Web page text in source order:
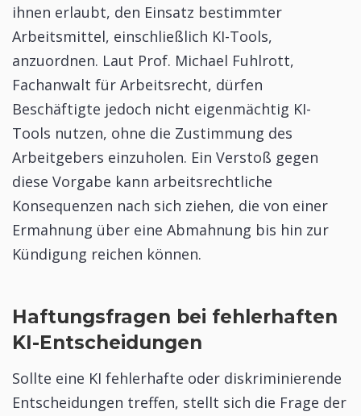
ihnen erlaubt, den Einsatz bestimmter
Arbeitsmittel, einschließlich KI-Tools,
anzuordnen. Laut Prof. Michael Fuhlrott,
Fachanwalt für Arbeitsrecht, dürfen
Beschäftigte jedoch nicht eigenmächtig KI-
Tools nutzen, ohne die Zustimmung des
Arbeitgebers einzuholen. Ein Verstoß gegen
diese Vorgabe kann arbeitsrechtliche
Konsequenzen nach sich ziehen, die von einer
Ermahnung über eine Abmahnung bis hin zur
Kündigung reichen können.
Haftungsfragen bei fehlerhaften
KI-Entscheidungen
Sollte eine KI fehlerhafte oder diskriminierende
Entscheidungen treffen, stellt sich die Frage der